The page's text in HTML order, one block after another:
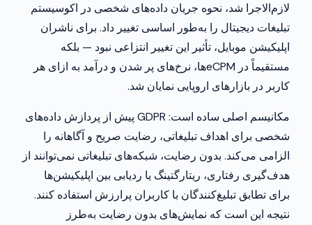
لازم‌الاجرا شد، نحوه جریان داده‌های شخصی در اکوسیستم
تبلیغات دیجیتال را به‌طور اساسی تغییر داد. برای ناشران
اپلیکیشن موبایل، تأثیر این تغییر انتزاعی نبود — بلکه
مستقیماً در eCPM‌ها، نرخ‌های پر شدن و درآمد به ازای هر
کاربر در بازارهای اروپایی نمایان شد.
مکانیسم اصلی ساده است: GDPR پیش از پردازش داده‌های
شخصی برای اهداف تبلیغاتی، رضایت صریح و آگاهانه را
الزامی می‌کند. بدون رضایت، شبکه‌های تبلیغاتی نمی‌توانند از
هدف‌گیری رفتاری، ریتارگتینگ یا ردیابی بین اپلیکیشن‌ها
برای تطابق تبلیغ‌کنندگان با کاربران پرارزش استفاده کنند.
نتیجه این است که نمایش‌های بدون رضایت به‌طرز